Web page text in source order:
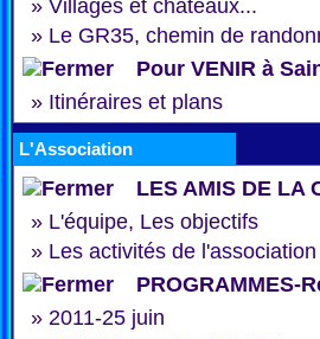
» Villages et châteaux...
» Le GR35, chemin de
Pour VENIR à
» Itinéraires et plans
L'Association
LES AMIS DE LA
» L'équipe, Les objectifs
» Les activités de l'association
PROGRAMMES-
» 2011-25 juin